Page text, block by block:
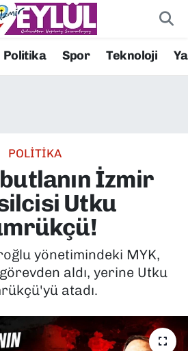
Politika Spor Teknoloji
POLİTİKA
İzmir
Utku
yönetimindeki MYK,
aldı, yerine Utku
atadı.
Durumu ve Fikstür